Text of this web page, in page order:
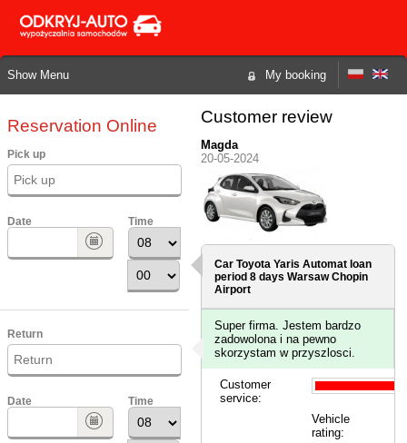
My booking
Show Menu
Reservation Online
Pick up
Date Time
Return
Date Time
Customer review
Magda
20-05-2024
Car Toyota Yaris Automat loan
period 8 daysWarsaw Chopin
Airport
Super firma. Jestem bardzo
zadowolona i na pewno
skorzystam w przyszlosci.
Customer
service:
Vehicle
rating: